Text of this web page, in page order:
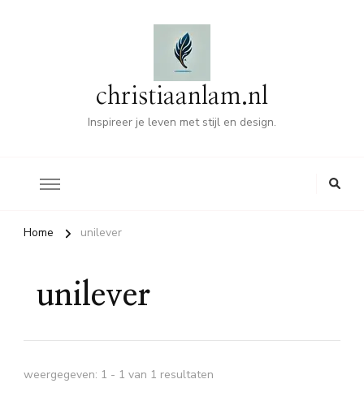
christiaanlam.nl
Inspireer je leven met stijl en design.
Home unilever
unilever
weergegeven: 1 - 1 van 1 resultaten